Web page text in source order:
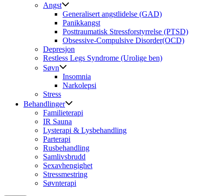
Angst
Generalisert angstlidelse (GAD)
Panikkangst
Posttraumatisk Stressforstyrrelse (PTSD)
Obsessive-Compulsive Disorder(OCD)
Depresjon
Restless Legs Syndrome (Urolige ben)
Søvn
Insomnia
Narkolepsi
Stress
Behandlinger
Familieterapi
IR Sauna
Lysterapi & Lysbehandling
Parterapi
Rusbehandling
Samlivsbrudd
Sexavhengighet
Stressmestring
Søvnterapi